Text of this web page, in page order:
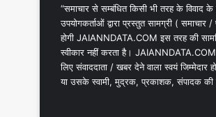
“समाचार से सम्बंधित किसी भी तरह के विवाद
उपयोगकर्ताओं द्वारा प्रस्तुत सामग्री ( समाचार
होगी JAIANNDATA.COM इस तरह की
स्वीकार नहीं करता है।
लिए संवाददाता / खबर देने वाला स्वयं
या उसके स्वामी, मुद्रक, प्रकाशक, संपादक की